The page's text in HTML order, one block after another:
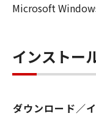
Microsoft
インストー
ダウンロード／